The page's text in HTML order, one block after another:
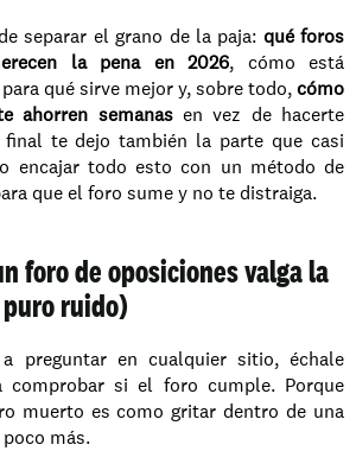
separar el grano de la paja: qué foros
la pena en 2026, cómo está
qué sirve mejor y, sobre todo, cómo
ahorren semanas en vez de hacerte
te dejo también la parte que casi
encajar todo esto con un método de
que el foro sume y no te distraiga.
foro de oposiciones valga la
ruido)
preguntar en cualquier sitio, échale
comprobar si el foro cumple. Porque
muerto es como gritar dentro de una
más.